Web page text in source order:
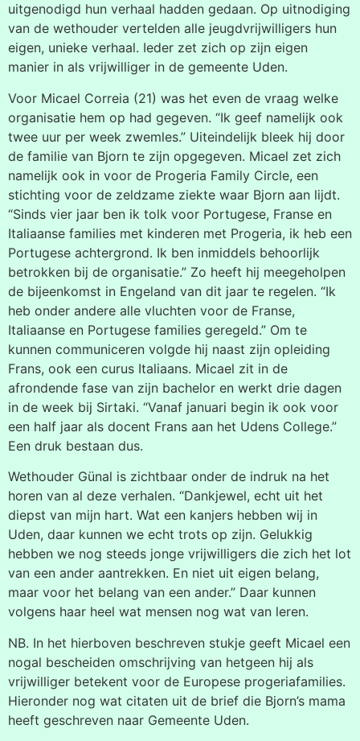
uitgenodigd hun verhaal hadden gedaan. Op uitnodiging
van de wethouder vertelden alle jeugdvrijwilligers hun
eigen, unieke verhaal. Ieder zet zich op zijn eigen
manier in als vrijwilliger in de gemeente Uden.
Voor Micael Correia (21) was het even de vraag welke
organisatie hem op had gegeven. “Ik geef namelijk ook
twee uur per week zwemles.” Uiteindelijk bleek hij door
de familie van Bjorn te zijn opgegeven. Micael zet zich
namelijk ook in voor de Progeria Family Circle, een
stichting voor de zeldzame ziekte waar Bjorn aan lijdt.
“Sinds vier jaar ben ik tolk voor Portugese, Franse en
Italiaanse families met kinderen met Progeria, ik heb een
Portugese achtergrond. Ik ben inmiddels behoorlijk
betrokken bij de organisatie.” Zo heeft hij meegeholpen
de bijeenkomst in Engeland van dit jaar te regelen. “Ik
heb onder andere alle vluchten voor de Franse,
Italiaanse en Portugese families geregeld.” Om te
kunnen communiceren volgde hij naast zijn opleiding
Frans, ook een curus Italiaans. Micael zit in de
afrondende fase van zijn bachelor en werkt drie dagen
in de week bij Sirtaki. “Vanaf januari begin ik ook voor
een half jaar als docent Frans aan het Udens College.”
Een druk bestaan dus.
Wethouder Günal is zichtbaar onder de indruk na het
horen van al deze verhalen. “Dankjewel, echt uit het
diepst van mijn hart. Wat een kanjers hebben wij in
Uden, daar kunnen we echt trots op zijn. Gelukkig
hebben we nog steeds jonge vrijwilligers die zich het lot
van een ander aantrekken. En niet uit eigen belang,
maar voor het belang van een ander.” Daar kunnen
volgens haar heel wat mensen nog wat van leren.
NB. In het hierboven beschreven stukje geeft Micael een
nogal bescheiden omschrijving van hetgeen hij als
vrijwilliger betekent voor de Europese progeriafamilies.
Hieronder nog wat citaten uit de brief die Bjorn’s mama
heeft geschreven naar Gemeente Uden.